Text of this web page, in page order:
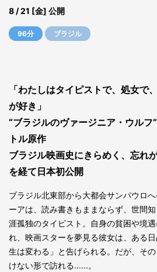
8 / 21 [金] 公開
96分 ブラジル
「わたしはタイピストで、処⼥で
が好き」
“ブラジルのヴァージニア・ウルフ
トル原作
ブラジル映画史にきらめく、忘れ
を経て⽇本初公開
ブラジル北東部から大都会サンパウロ
ーアは、読み書きもままならず、世間
涯孤独のタイピスト。自身の貧困や境
れ、映画スターを夢見る彼女は、ある
生は変わる」と告げられる。だが、そ
けない形で訪れる......。